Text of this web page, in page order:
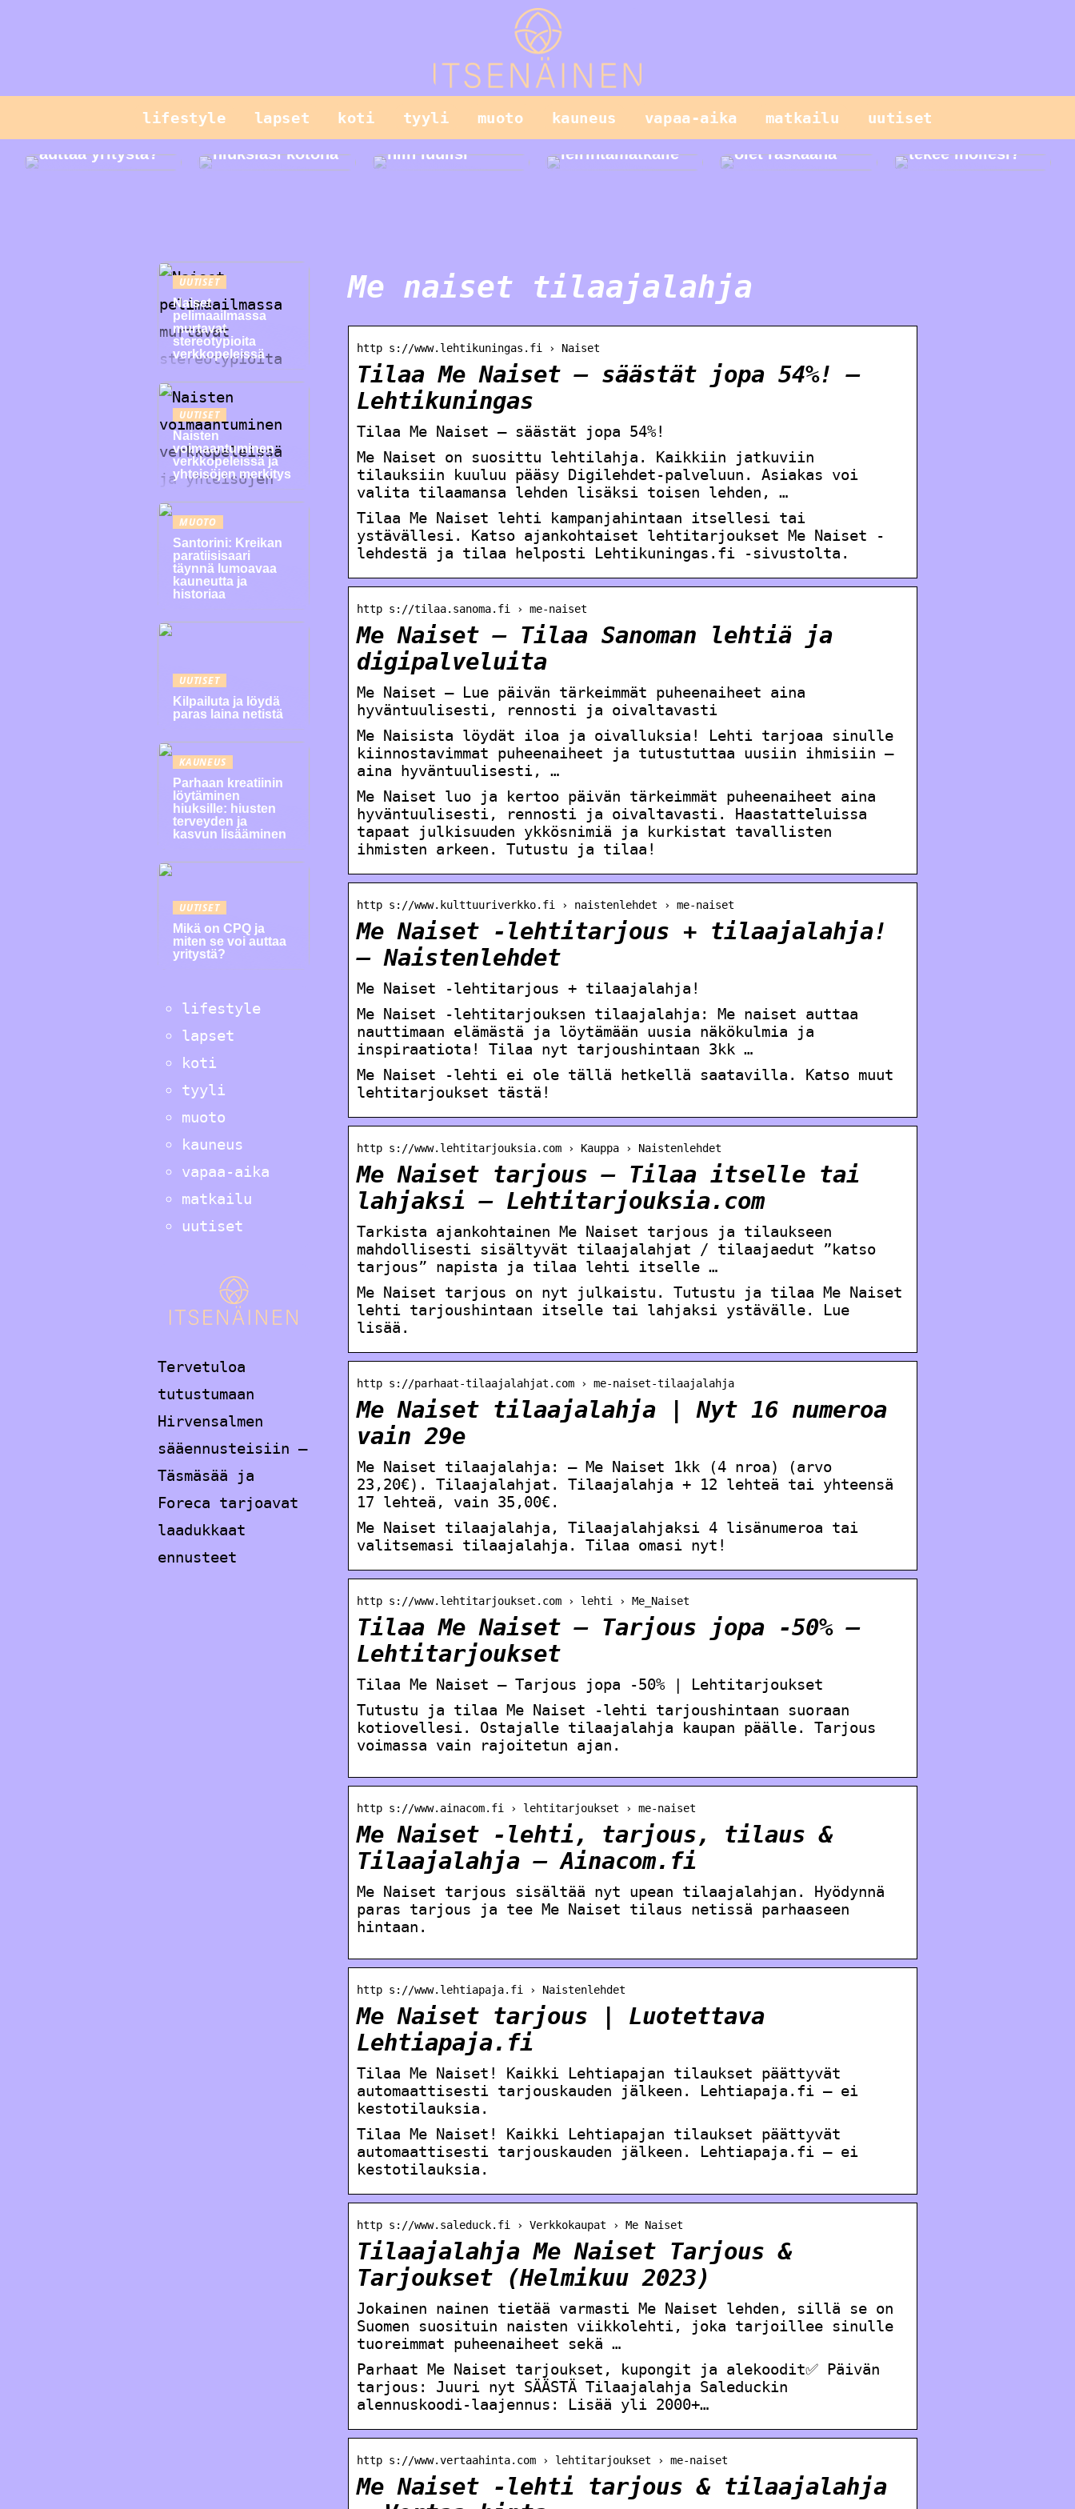
lifestyle lapset koti tyyli muoto kauneus vapaa-aika matkailu uutiset
Mikä on CPQ ja
miten se voi
auttaa yritystä?
Hallitse
hiuksiasi kotona
leikkivät
parhaiten, tai
niin luulisi
Helppo illallinen
leirintämatkalle
geneettisistä
testeistä, kun
olet raskaana
Mitä seerumi
tekee ihollesi?
Me naiset tilaajalahja
http s://www.lehtikuningas.fi › Naiset
Tilaa Me Naiset – säästät jopa 54%! –
Lehtikuningas
Tilaa Me Naiset – säästät jopa 54%!
Me Naiset on suosittu lehtilahja. Kaikkiin jatkuviin
tilauksiin kuuluu pääsy Digilehdet-palveluun. Asiakas voi
valita tilaamansa lehden lisäksi toisen lehden, …
Tilaa Me Naiset lehti kampanjahintaan itsellesi tai
ystävällesi. Katso ajankohtaiset lehtitarjoukset Me Naiset -
lehdestä ja tilaa helposti Lehtikuningas.fi -sivustolta.
http s://tilaa.sanoma.fi › me-naiset
Me Naiset – Tilaa Sanoman lehtiä ja
digipalveluita
Me Naiset – Lue päivän tärkeimmät puheenaiheet aina
hyväntuulisesti, rennosti ja oivaltavasti
Me Naisista löydät iloa ja oivalluksia! Lehti tarjoaa sinulle
kiinnostavimmat puheenaiheet ja tutustuttaa uusiin ihmisiin –
aina hyväntuulisesti, …
Me Naiset luo ja kertoo päivän tärkeimmät puheenaiheet aina
hyväntuulisesti, rennosti ja oivaltavasti. Haastatteluissa
tapaat julkisuuden ykkösnimiä ja kurkistat tavallisten
ihmisten arkeen. Tutustu ja tilaa!
http s://www.kulttuuriverkko.fi › naistenlehdet › me-naiset
Me Naiset -lehtitarjous + tilaajalahja!
– Naistenlehdet
Me Naiset -lehtitarjous + tilaajalahja!
Me Naiset -lehtitarjouksen tilaajalahja: Me naiset auttaa
nauttimaan elämästä ja löytämään uusia näkökulmia ja
inspiraatiota! Tilaa nyt tarjoushintaan 3kk …
Me Naiset -lehti ei ole tällä hetkellä saatavilla. Katso muut
lehtitarjoukset tästä!
http s://www.lehtitarjouksia.com › Kauppa › Naistenlehdet
Me Naiset tarjous – Tilaa itselle tai
lahjaksi – Lehtitarjouksia.com
Tarkista ajankohtainen Me Naiset tarjous ja tilaukseen
mahdollisesti sisältyvät tilaajalahjat / tilaajaedut ”katso
tarjous” napista ja tilaa lehti itselle …
Me Naiset tarjous on nyt julkaistu. Tutustu ja tilaa Me Naiset
lehti tarjoushintaan itselle tai lahjaksi ystävälle. Lue
lisää.
http s://parhaat-tilaajalahjat.com › me-naiset-tilaajalahja
Me Naiset tilaajalahja | Nyt 16 numeroa
vain 29e
Me Naiset tilaajalahja: – Me Naiset 1kk (4 nroa) (arvo
23,20€). Tilaajalahjat. Tilaajalahja + 12 lehteä tai yhteensä
17 lehteä, vain 35,00€.
Me Naiset tilaajalahja, Tilaajalahjaksi 4 lisänumeroa tai
valitsemasi tilaajalahja. Tilaa omasi nyt!
http s://www.lehtitarjoukset.com › lehti › Me_Naiset
Tilaa Me Naiset – Tarjous jopa -50% –
Lehtitarjoukset
Tilaa Me Naiset – Tarjous jopa -50% | Lehtitarjoukset
Tutustu ja tilaa Me Naiset -lehti tarjoushintaan suoraan
kotiovellesi. Ostajalle tilaajalahja kaupan päälle. Tarjous
voimassa vain rajoitetun ajan.
http s://www.ainacom.fi › lehtitarjoukset › me-naiset
Me Naiset -lehti, tarjous, tilaus &
Tilaajalahja – Ainacom.fi
Me Naiset tarjous sisältää nyt upean tilaajalahjan. Hyödynnä
paras tarjous ja tee Me Naiset tilaus netissä parhaaseen
hintaan.
http s://www.lehtiapaja.fi › Naistenlehdet
Me Naiset tarjous | Luotettava
Lehtiapaja.fi
Tilaa Me Naiset! Kaikki Lehtiapajan tilaukset päättyvät
automaattisesti tarjouskauden jälkeen. Lehtiapaja.fi – ei
kestotilauksia.
Tilaa Me Naiset! Kaikki Lehtiapajan tilaukset päättyvät
automaattisesti tarjouskauden jälkeen. Lehtiapaja.fi – ei
kestotilauksia.
http s://www.saleduck.fi › Verkkokaupat › Me Naiset
Tilaajalahja Me Naiset Tarjous &
Tarjoukset (Helmikuu 2023)
Jokainen nainen tietää varmasti Me Naiset lehden, sillä se on
Suomen suosituin naisten viikkolehti, joka tarjoillee sinulle
tuoreimmat puheenaiheet sekä …
Parhaat Me Naiset tarjoukset, kupongit ja alekoodit✅ Päivän
tarjous: Juuri nyt SÄÄSTÄ Tilaajalahja Saleduckin
alennuskoodi-laajennus: Lisää yli 2000+…
http s://www.vertaahinta.com › lehtitarjoukset › me-naiset
Me Naiset -lehti tarjous & tilaajalahja
UUTISET
Naiset
pelimaailmassa
murtavat
stereotypioita
verkkopeleissä
UUTISET
Naisten
voimaantuminen
verkkopeleissä ja
yhteisöjen merkitys
MUOTO
Santorini: Kreikan
paratiisisaari
täynnä lumoavaa
kauneutta ja
historiaa
UUTISET
Kilpailuta ja löydä
paras laina netistä
KAUNEUS
Parhaan kreatiinin
löytäminen
hiuksille: hiusten
terveyden ja
kasvun lisääminen
UUTISET
Mikä on CPQ ja
miten se voi auttaa
yritystä?
lifestyle
lapset
koti
tyyli
muoto
kauneus
vapaa-aika
matkailu
uutiset
Tervetuloa
tutustumaan
Hirvensalmen
sääennusteisiin –
Täsmäsää ja
Foreca tarjoavat
laadukkaat
ennusteet